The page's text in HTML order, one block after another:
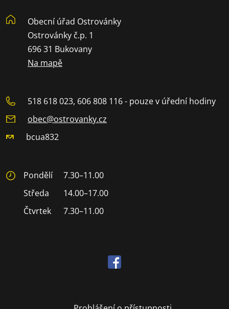
Obecní úřad Ostrovánky
Ostrovánky č.p. 1
696 31 Bukovany
Na mapě
518 618 023, 606 808 116 - pouze v úřední hodiny
obec@ostrovanky.cz
bcua832
Pondělí
7.30–11.00
Středa
14.00–17.00
Čtvrtek
7.30–11.00